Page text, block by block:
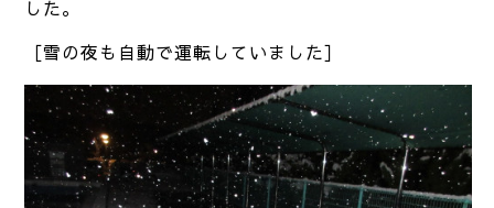
した。
［雪の夜も自動で運転していました］